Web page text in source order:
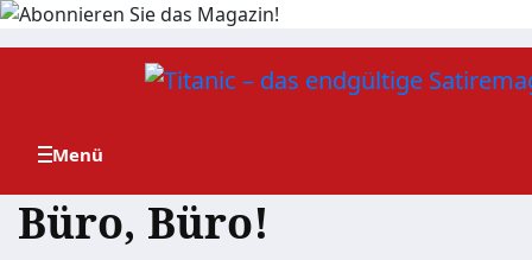
Zum
Büro, Büro!